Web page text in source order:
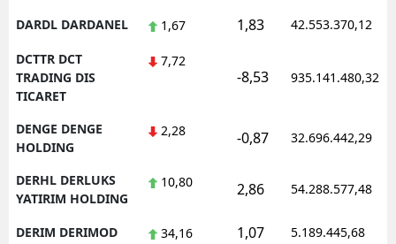
DARDL DARDANEL 1,67 1,83 42.553.370,12
DCTTR DCT
TRADING DIS
TICARET
7,72
-8,53 935.141.480,32
DENGE DENGE
HOLDING
2,28 -0,87 32.696.442,29
DERHL DERLUKS
YATIRIM HOLDING
10,80 2,86 54.288.577,48
DERIM DERIMOD 34,16 1,07 5.189.445,68